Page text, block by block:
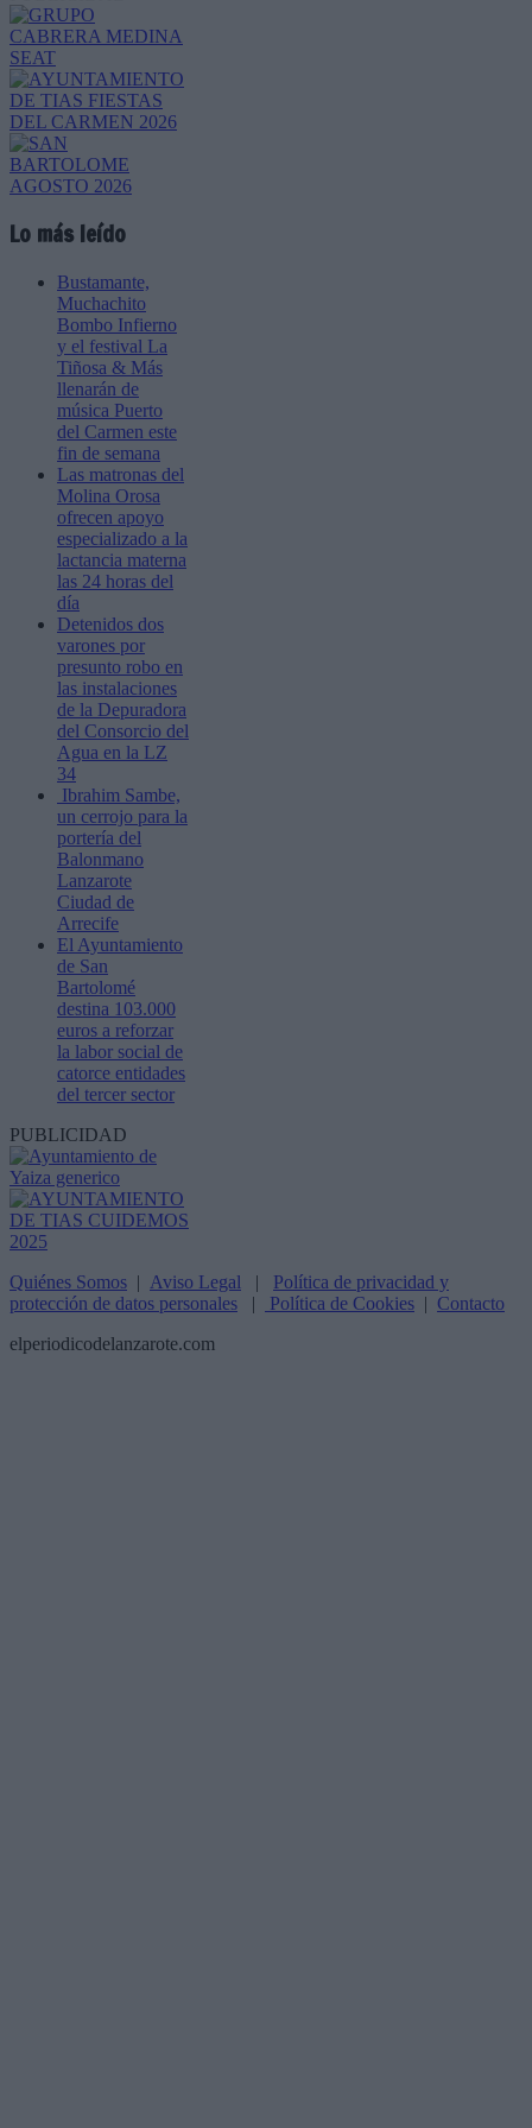
Lo más leído
Bustamante,
Muchachito
Bombo Infierno
y el festival La
Tiñosa & Más
llenarán de
música Puerto
del Carmen este
fin de semana
Las matronas del
Molina Orosa
ofrecen apoyo
especializado a la
lactancia materna
las 24 horas del
día
Detenidos dos
varones por
presunto robo en
las instalaciones
de la Depuradora
del Consorcio del
Agua en la LZ
34
Ibrahim Sambe,
un cerrojo para la
portería del
Balonmano
Lanzarote
Ciudad de
Arrecife
El Ayuntamiento
de San
Bartolomé
destina 103.000
euros a reforzar
la labor social de
catorce entidades
del tercer sector
PUBLICIDAD
Quiénes Somos | Aviso Legal | Política de privacidad y
protección de datos personales | Política de Cookies | Contacto
elperiodicodelanzarote.com